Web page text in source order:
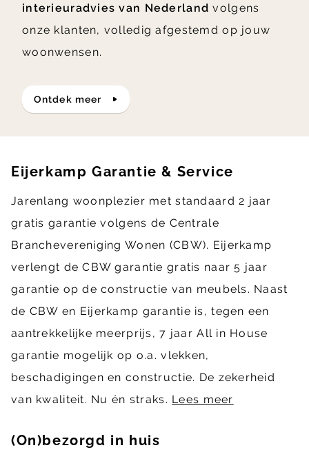
interieuradvies van Nederland volgens
onze klanten, volledig afgestemd op jouw
woonwensen.
ontdek meer
Eijerkamp Garantie & Service
Jarenlang woonplezier met standaard 2 jaar
gratis garantie volgens de Centrale
Branchevereniging Wonen (CBW). Eijerkamp
verlengt de CBW garantie gratis naar 5 jaar
garantie op de constructie van meubels. Naast
de CBW en Eijerkamp garantie is, tegen een
aantrekkelijke meerprijs, 7 jaar All in House
garantie mogelijk op o.a. vlekken,
beschadigingen en constructie. De zekerheid
van kwaliteit. Nu én straks. Lees meer
(On)bezorgd in huis